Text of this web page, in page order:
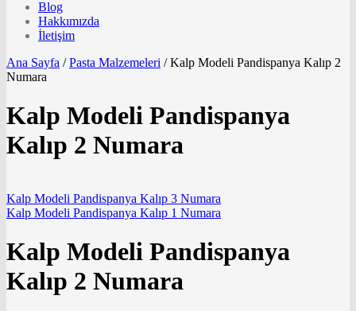
Blog
Hakkımızda
İletişim
Ana Sayfa / Pasta Malzemeleri /Kalp Modeli Pandispanya Kalıp 2
Numara
Kalp Modeli Pandispanya
Kalıp 2 Numara
Kalp Modeli Pandispanya Kalıp 3 Numara
Kalp Modeli Pandispanya Kalıp 1 Numara
Kalp Modeli Pandispanya
Kalıp 2 Numara